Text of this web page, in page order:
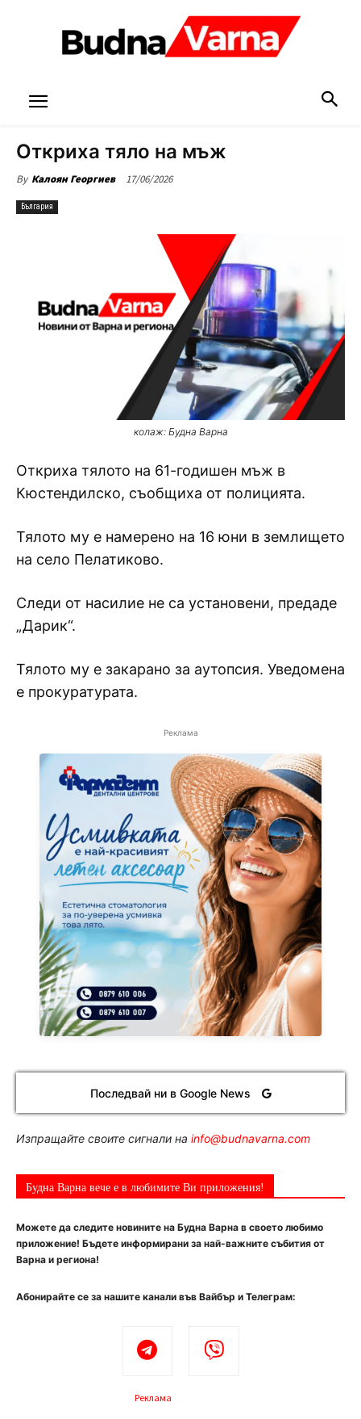
Откриха тяло на мъж
By Калоян Георгиев 17/06/2026
България
колаж: Будна Варна
Откриха тялото на 61-годишен мъж в
Кюстендилско, съобщиха от полицията.
Тялото му е намерено на 16 юни в землището
на село Пелатиково.
Следи от насилие не са установени, предаде
„Дарик“.
Тялото му е закарано за аутопсия. Уведомена
е прокуратурата.
Реклама
Последвай ни в Google News
Изпращайте своите сигнали на info@budnavarna.com
Будна Варна вече е в любимите Ви приложения!
Можете да следите новините на Будна Варна в своето любимо
приложение! Бъдете информирани за най-важните събития от
Варна и региона!
Абонирайте се за нашите канали във Вайбър и Телеграм:
Реклама